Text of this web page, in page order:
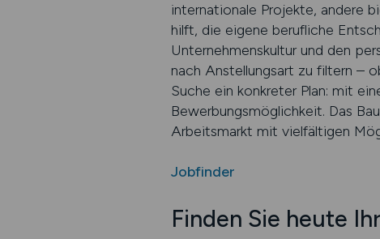
internationale Projekte, andere
hilft, die eigene berufliche
Unternehmenskultur und den
nach Anstellungsart zu filtern –
Suche ein konkreter Plan: mit
Bewerbungsmöglichkeit. Das
Arbeitsmarkt mit vielfältigen
Jobfinder
Finden Sie heute